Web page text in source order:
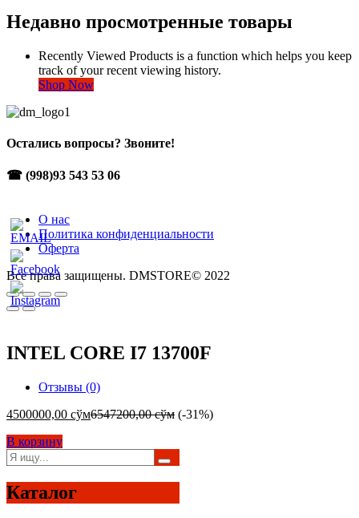
Недавно просмотренные товары
Recently Viewed Products is a function which helps you keep
track of your recent viewing history.
Shop Now
Остались вопросы? Звоните!
☎ (998)93 543 53 06
О нас
Политика конфиденциальности
Оферта
Все права защищены. DMSTORE© 2022
INTEL CORE I7 13700F
Отзывы (0)
4500000,00 сўм6547200,00сўм (-31%)
В корзину
Каталог